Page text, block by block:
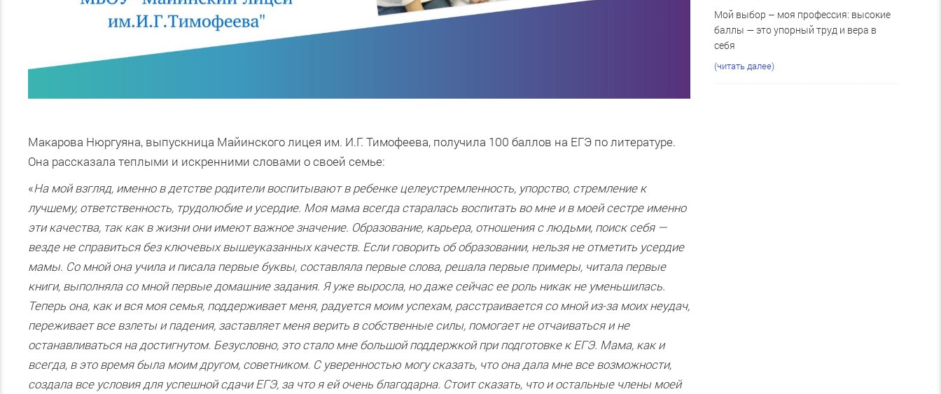
Макарова Нюргуяна, выпускница Майинского лицея им. И.Г. Тимофеева, получила 100 баллов на ЕГЭ по литературе.
Она рассказала теплыми и искренними словами о своей семье:
«На мой взгляд, именно в детстве родители воспитывают в ребенке целеустремленность, упорство, стремление к
лучшему, ответственность, трудолюбие и усердие. Моя мама всегда старалась воспитать во мне и в моей сестре именно
эти качества, так как в жизни они имеют важное значение. Образование, карьера, отношения с людьми, поиск себя —
везде не справиться без ключевых вышеуказанных качеств. Если говорить об образовании, нельзя не отметить усердие
мамы. Со мной она учила и писала первые буквы, составляла первые слова, решала первые примеры, читала первые
книги, выполняла со мной первые домашние задания. Я уже выросла, но даже сейчас ее роль никак не уменьшилась.
Теперь она, как и вся моя семья, поддерживает меня, радуется моим успехам, расстраивается со мной из-за моих неудач,
переживает все взлеты и падения, заставляет меня верить в собственные силы, помогает не отчаиваться и не
останавливаться на достигнутом. Безусловно, это стало мне большой поддержкой при подготовке к ЕГЭ. Мама, как и
всегда, в это время была моим другом, советником. С уверенностью могу сказать, что она дала мне все возможности,
создала все условия для успешной сдачи ЕГЭ, за что я ей очень благодарна. Стоит сказать, что и остальные члены моей
Мой выбор – моя профессия: высокие
баллы — это упорный труд и вера в
себя
(читать далее)